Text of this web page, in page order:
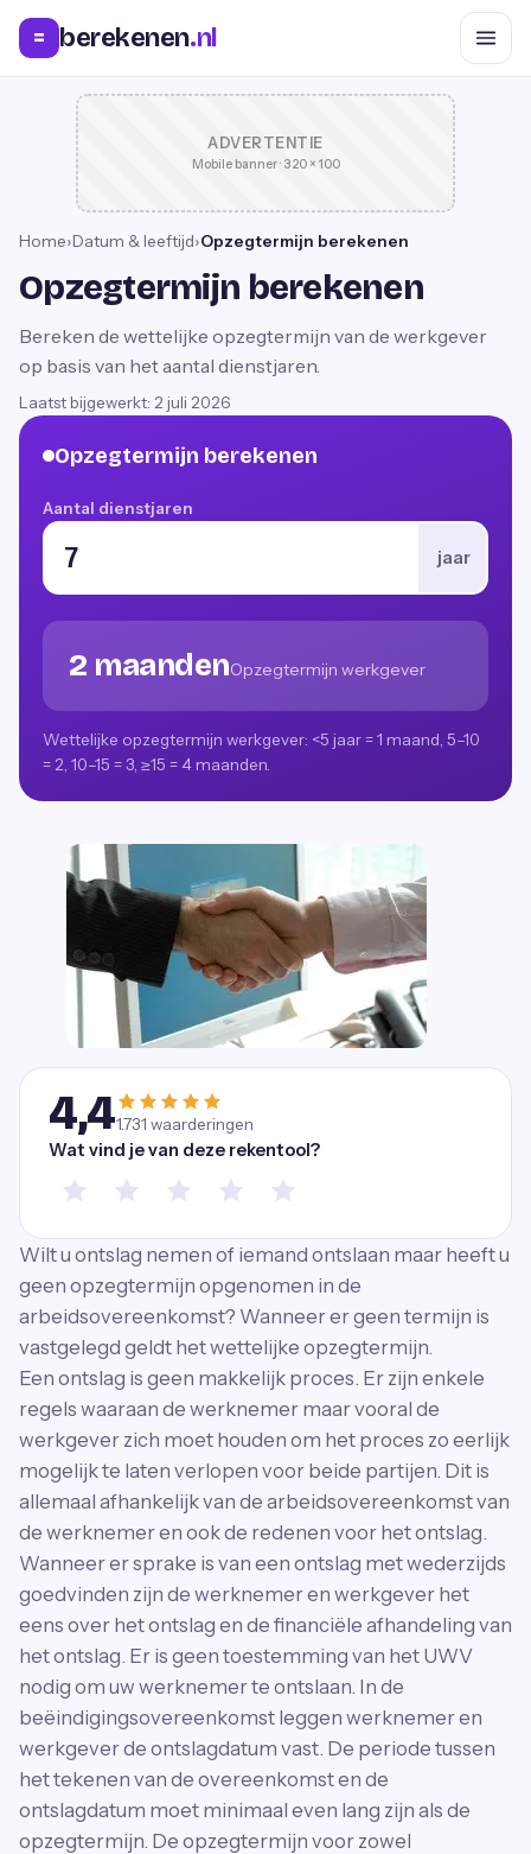
= berekenen.nl
ADVERTENTIE
Mobile banner · 320 × 100
Home›Datum & leeftijd›Opzegtermijn berekenen
Opzegtermijn berekenen
Bereken de wettelijke opzegtermijn van de werkgever
op basis van het aantal dienstjaren.
Laatst bijgewerkt: 2 juli 2026
Opzegtermijn berekenen
Aantal dienstjaren
jaar
2 maandenOpzegtermijn werkgever
Wettelijke opzegtermijn werkgever: <5 jaar = 1 maand, 5–10
= 2, 10–15 = 3, ≥15 = 4 maanden.
4,41.731 waarderingen
Wat vind je van deze rekentool?
Wilt u ontslag nemen of iemand ontslaan maar heeft u
geen opzegtermijn opgenomen in de
arbeidsovereenkomst? Wanneer er geen termijn is
vastgelegd geldt het wettelijke opzegtermijn.
Een ontslag is geen makkelijk proces. Er zijn enkele
regels waaraan de werknemer maar vooral de
werkgever zich moet houden om het proces zo eerlijk
mogelijk te laten verlopen voor beide partijen. Dit is
allemaal afhankelijk van de arbeidsovereenkomst van
de werknemer en ook de redenen voor het ontslag.
Wanneer er sprake is van een ontslag met wederzijds
goedvinden zijn de werknemer en werkgever het
eens over het ontslag en de financiële afhandeling van
het ontslag. Er is geen toestemming van het UWV
nodig om uw werknemer te ontslaan. In de
beëindigingsovereenkomst leggen werknemer en
werkgever de ontslagdatum vast. De periode tussen
het tekenen van de overeenkomst en de
ontslagdatum moet minimaal even lang zijn als de
opzegtermijn. De opzegtermijn voor zowel